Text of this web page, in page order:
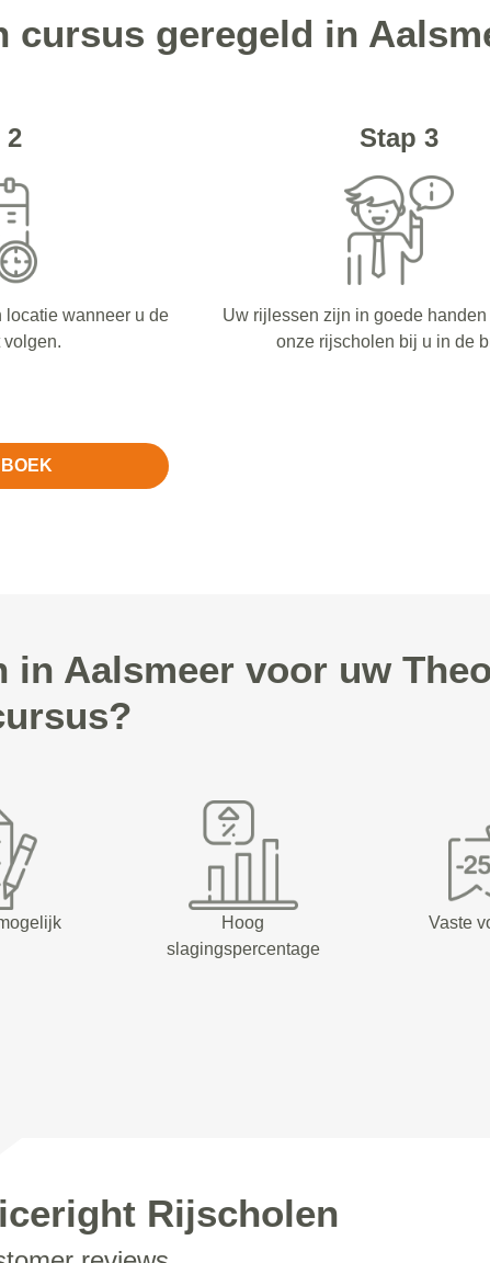
cursus geregeld in
2
locatie wanneer u de
Stap 3
Uw rijlessen zijn in goede
onze rijscholen bij u in de
Aalsmeer voor uw
Hoog
slagingspercentage
Vaste
Rijscholen